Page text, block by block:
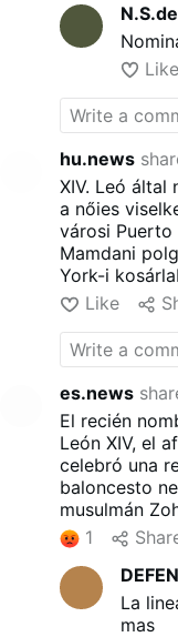
ktorí
nich
hraval
To
aj
aj v
všetci
silou-
športu
parlare
Like
hu.news
XIV. Leó által
a nőies
városi
Mamdani
York-i
győzelmét.
eucharisztia
a
Like
es.news
El recién
León XIV, el
celebró una
baloncesto
musulmán
aprovechó la
volver a
1
La
mas